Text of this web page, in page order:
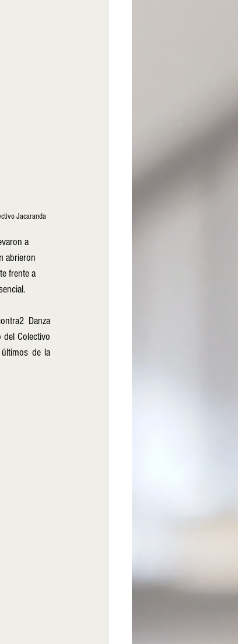
Jacaranda
a
abrieron
frente a
Danza
Colectivo
últimos de la